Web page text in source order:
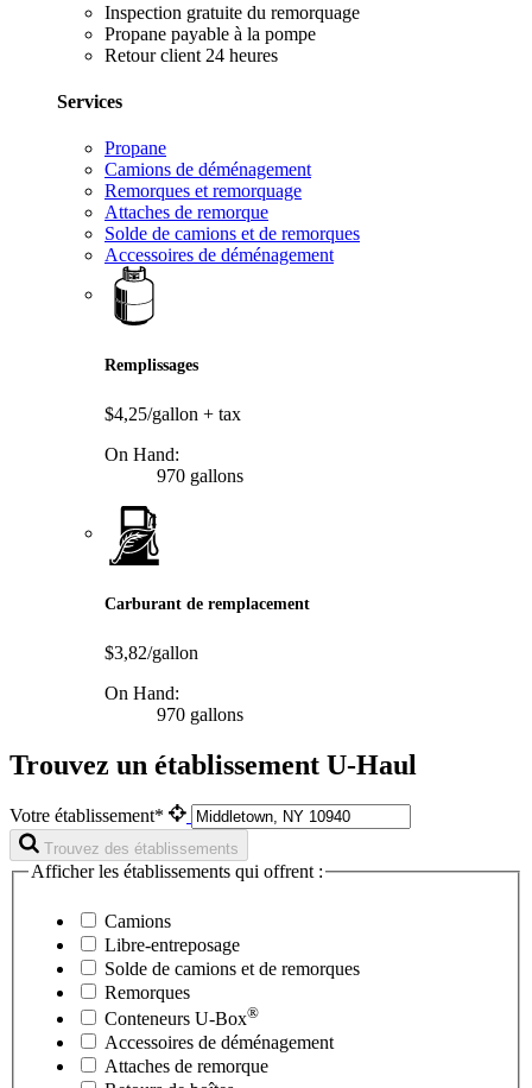
Inspection gratuite du remorquage
Propane payable à la pompe
Retour client 24 heures
Services
Propane
Camions de déménagement
Remorques et remorquage
Attaches de remorque
Solde de camions et de remorques
Accessoires de déménagement
Remplissages
$4,25/gallon + tax
On Hand:
970 gallons
Carburant de remplacement
$3,82/gallon
On Hand:
970 gallons
Trouvez un établissement U-Haul
Votre établissement*
Trouvez des établissements
Afficher les établissements qui offrent :
Camions
Libre-entreposage
Solde de camions et de remorques
Remorques
Conteneurs U-Box®
Accessoires de déménagement
Attaches de remorque